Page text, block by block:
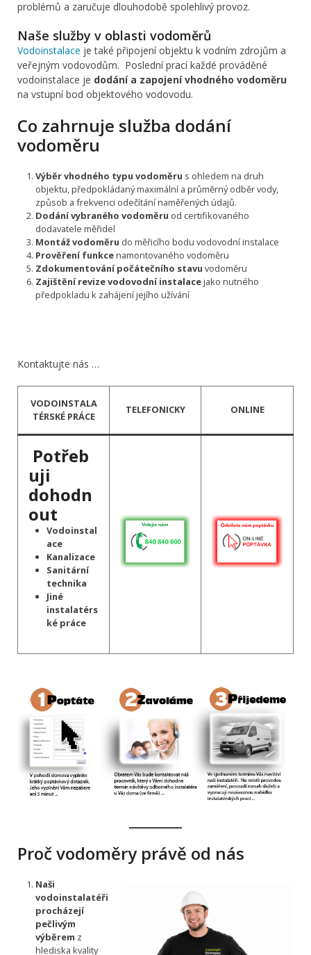
problémů a zaručuje dlouhodobě spolehlivý provoz.
Naše služby v oblasti vodoměrů
Vodoinstalace je také připojení objektu k vodním zdrojům a
veřejným vodovodům. Poslední prací každé prováděné
vodoinstalace je dodání a zapojení vhodného vodoměru
na vstupní bod objektového vodovodu.
Co zahrnuje služba dodání
vodoměru
Výběr vhodného typu vodoměru s ohledem na druh
objektu, předpokládaný maximální a průměrný odběr vody,
způsob a frekvenci odečítání naměřených údajů.
Dodání vybraného vodoměru od certifikovaného
dodavatele měřidel
Montáž vodoměru do měřicího bodu vodovodní instalace
Prověření funkcenamontovaného vodoměru
Zdokumentování počátečního stavu vodoměru
Zajištění revize vodovodní instalacejako nutného
předpokladu k zahájení jejího užívání
Kontaktujte nás …
VODOINSTALA
TÉRSKÉ PRÁCE
TELEFONICKY ONLINE
Potřeb
uji
dohodn
out
Vodoinstal
ace
Kanalizace
Sanitární
technika
Jiné
instalatérs
ké práce
Proč vodoměry právě od nás
Naši
vodoinstalatéři
procházejí
pečlivým
výběrem z
hlediska kvality